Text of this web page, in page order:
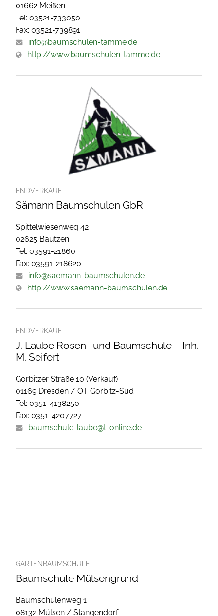
01662 Meißen
Tel: 03521-733050
Fax: 03521-739891
info@baumschulen-tamme.de
http://www.baumschulen-tamme.de
ENDVERKAUF
Sämann Baumschulen GbR
Spittelwiesenweg 42
02625 Bautzen
Tel: 03591-21860
Fax: 03591-218620
info@saemann-baumschulen.de
http://www.saemann-baumschulen.de
ENDVERKAUF
J. Laube Rosen- und Baumschule – Inh.
M. Seifert
Gorbitzer Straße 10 (Verkauf)
01169 Dresden / OT Gorbitz-Süd
Tel: 0351-4138250
Fax: 0351-4207727
baumschule-laube@t-online.de
GARTENBAUMSCHULE
Baumschule Mülsengrund
Baumschulenweg 1
08132 Mülsen / Stangendorf